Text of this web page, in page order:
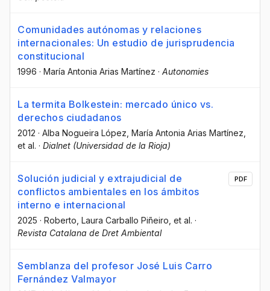
Comunidades autónomas y relaciones
internacionales: Un estudio de jurisprudencia
constitucional
1996 · María Antonia Arias Martínez · Autonomies
La termita Bolkestein: mercado único vs.
derechos ciudadanos
2012 · Alba Nogueira López , María Antonia Arias Martínez
et al. · Dialnet (Universidad de la Rioja)
Solución judicial y extrajudicial de
conflictos ambientales en los ámbitos
interno e internacional
2025 · Roberto , Laura Carballo Piñeiro , et al. ·
Revista Catalana de Dret Ambiental
PDF
Semblanza del profesor José Luis Carro
Fernández Valmayor